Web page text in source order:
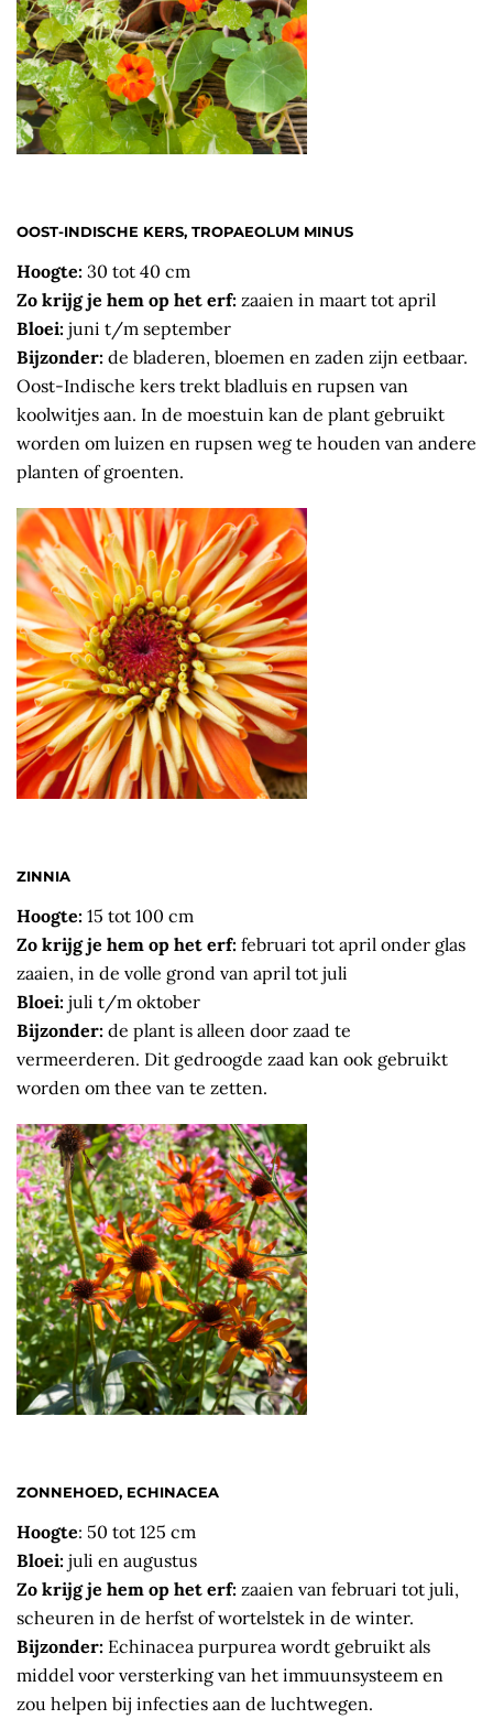
OOST-INDISCHE KERS, TROPAEOLUM MINUS
Hoogte: 30 tot 40 cm
Zo krijg je hem op het erf: zaaien in maart tot april
Bloei: juni t/m september
Bijzonder: de bladeren, bloemen en zaden zijn eetbaar.
Oost-Indische kers trekt bladluis en rupsen van
koolwitjes aan. In de moestuin kan de plant gebruikt
worden om luizen en rupsen weg te houden van andere
planten of groenten.
ZINNIA
Hoogte: 15 tot 100 cm
Zo krijg je hem op het erf: februari tot april onder glas
zaaien, in de volle grond van april tot juli
Bloei: juli t/m oktober
Bijzonder: de plant is alleen door zaad te
vermeerderen. Dit gedroogde zaad kan ook gebruikt
worden om thee van te zetten.
ZONNEHOED, ECHINACEA
Hoogte: 50 tot 125 cm
Bloei: juli en augustus
Zo krijg je hem op het erf: zaaien van februari tot juli,
scheuren in de herfst of wortelstek in de winter.
Bijzonder: Echinacea purpurea wordt gebruikt als
middel voor versterking van het immuunsysteem en
zou helpen bij infecties aan de luchtwegen.